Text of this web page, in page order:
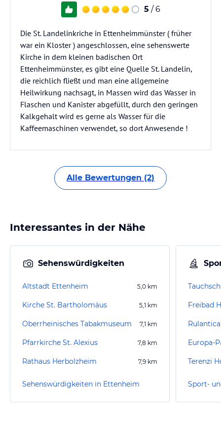
5 / 6
Die St. Landelinkriche in Ettenheimmünster ( früher
war ein Kloster ) angeschlossen, eine sehenswerte
Kirche in dem kleinen badischen Ort
Ettenheimmünster, es gibt eine Quelle St. Landelin,
die reichlich fließt und man eine allgemeine
Heilwirkung nachsagt, in Massen wird das Wasser in
Flaschen und Kanister abgefüllt, durch den geringen
Kalkgehalt wird es gerne als Wasser für die
Kaffeemaschinen verwendet, so dort Anwesende !
Alle Bewertungen (2)
Interessantes in der Nähe
Sehenswürdigkeiten
Altstadt Ettenheim 5,0 km
Kirche St. Bartholomäus 5,1 km
Oberrheinisches Tabakmuseum 7,1 km
Pfarrkirche St. Alexius 7,8 km
Rathaus Herbolzheim 7,9 km
Sehenswürdigkeiten in Ettenheim
Freibad
Europa-
Terenzi